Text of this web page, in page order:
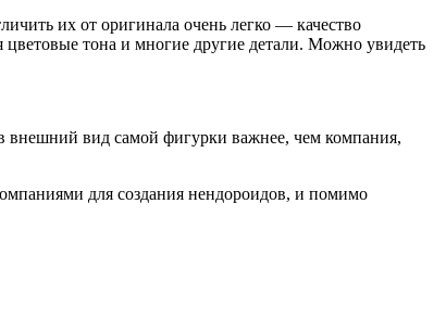
их от оригинала очень легко — качество
цветовые тона и многие другие детали. Можно увидеть
внешний вид самой фигурки важнее, чем компания,
для создания нендороидов, и помимо